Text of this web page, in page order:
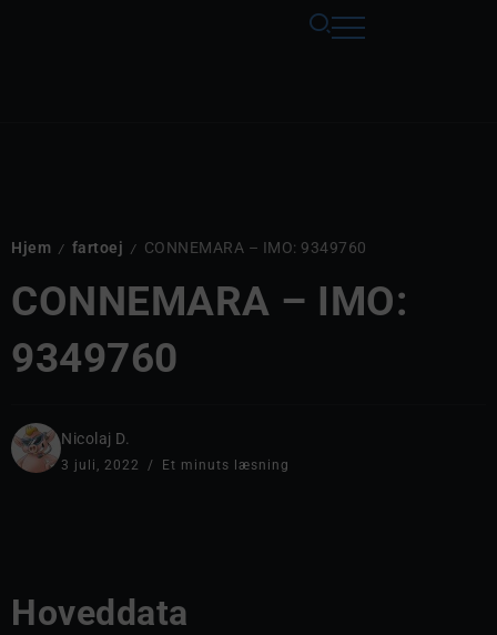
Hjem / fartoej / CONNEMARA – IMO: 9349760
CONNEMARA – IMO:
9349760
Nicolaj D.
3 juli, 2022 Et minuts læsning
Hoveddata